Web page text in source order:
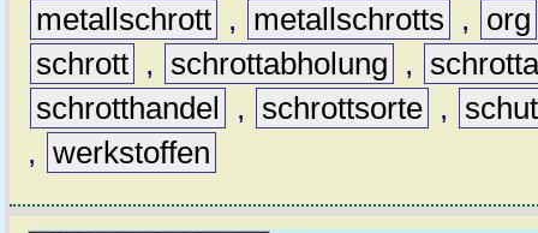
metallschrott , metallschrotts ,
org
schrott , schrottabholung ,
schrotthandel
, schrottsorte ,
, werkstoffen